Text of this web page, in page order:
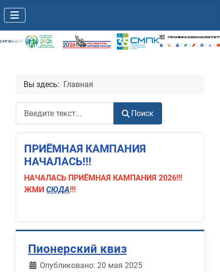
Вы здесь: Главная
Поиск
ПРИЁМНАЯ КАМПАНИЯ
НАЧАЛАСЬ!!!
НАЧАЛАСЬ ПРИЁМНАЯ КАМПАНИЯ 2026!!!
ЖМИ СЮДА!!!
Пионерский квиз
Информация о материале
Опубликовано: 20 мая 2025